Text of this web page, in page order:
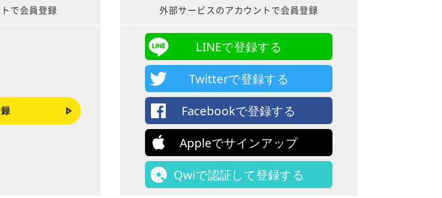
で会員登録 外部サービスのアカウントで会員登録
LINEで登録する
Twitterで登録する
Facebookで登録する
Appleでサインアップ
Qwiで認証して登録する